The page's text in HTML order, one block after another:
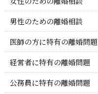
男性のための離婚相談
医師の方に特有の離婚問題
経営者に特有の離婚問題
公務員に特有の離婚問題